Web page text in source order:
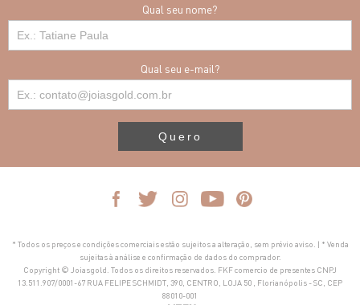
Qual seu nome?
Qual seu e-mail?
Quero
* Todos os preços e condições comerciais estão sujeitos a alteração, sem prévio aviso. | * Venda
sujeitas à análise e confirmação de dados do comprador.
Copyright © Joiasgold. Todos os direitos reservados. FKF comercio de presentes CNPJ
13.511.907/0001-67 RUA FELIPE SCHMIDT, 390, CENTRO, LOJA 50 , Florianópolis - SC, CEP
88010-001